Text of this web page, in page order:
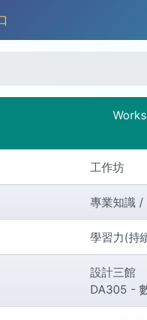
工作坊
專業知識 /
學習力(持
設計三館
DA305 -